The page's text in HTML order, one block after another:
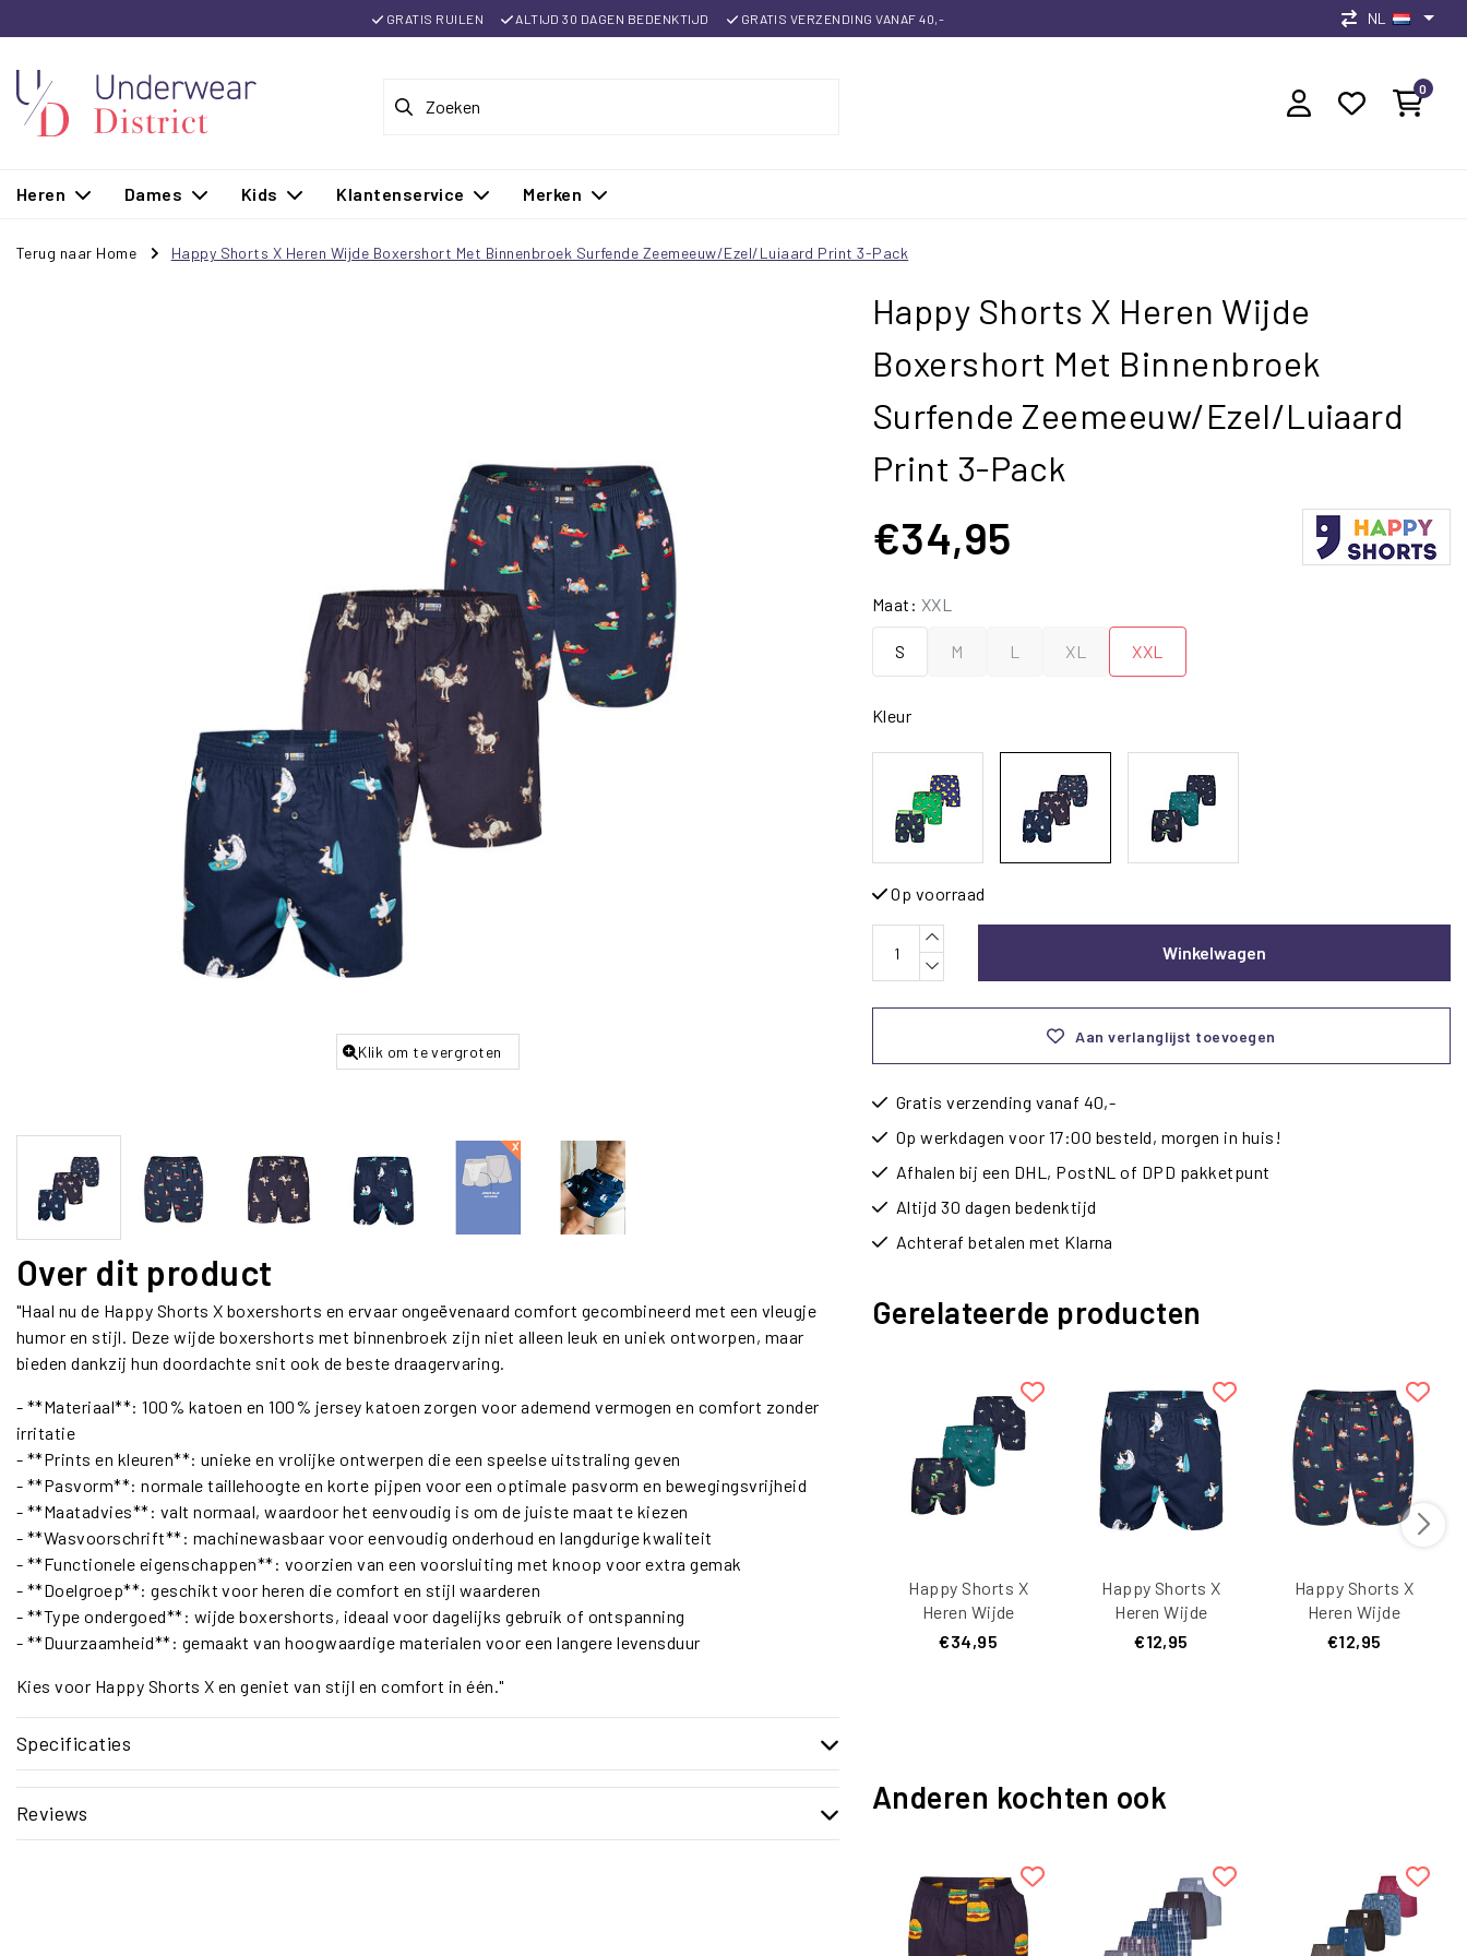
GRATIS RUILEN ALTIJD 30 DAGEN BEDENKTIJD GRATIS VERZENDING VANAF 40,- NL
0
Heren Dames Kids Klantenservice Merken
Terug naar Home Happy Shorts X Heren Wijde Boxershort Met Binnenbroek Surfende Zeemeeuw/Ezel/Luiaard Print 3-Pack
Klik om te vergroten
Over dit product
"Haal nu de Happy Shorts X boxershorts en ervaar ongeëvenaard comfort gecombineerd met een vleugje
humor en stijl. Deze wijde boxershorts met binnenbroek zijn niet alleen leuk en uniek ontworpen, maar
bieden dankzij hun doordachte snit ook de beste draagervaring.
- **Materiaal**: 100% katoen en 100% jersey katoen zorgen voor ademend vermogen en comfort zonder
irritatie
- **Prints en kleuren**: unieke en vrolijke ontwerpen die een speelse uitstraling geven
- **Pasvorm**: normale taillehoogte en korte pijpen voor een optimale pasvorm en bewegingsvrijheid
- **Maatadvies**: valt normaal, waardoor het eenvoudig is om de juiste maat te kiezen
- **Wasvoorschrift**: machinewasbaar voor eenvoudig onderhoud en langdurige kwaliteit
- **Functionele eigenschappen**: voorzien van een voorsluiting met knoop voor extra gemak
- **Doelgroep**: geschikt voor heren die comfort en stijl waarderen
- **Type ondergoed**: wijde boxershorts, ideaal voor dagelijks gebruik of ontspanning
- **Duurzaamheid**: gemaakt van hoogwaardige materialen voor een langere levensduur
Kies voor Happy Shorts X en geniet van stijl en comfort in één."
Specificaties
Reviews
Happy Shorts X Heren Wijde
Boxershort Met Binnenbroek
Surfende Zeemeeuw/Ezel/Luiaard
Print 3-Pack
€34,95
Maat: XXL
S M L XL XXL
Kleur
Op voorraad
Winkelwagen
Aan verlanglijst toevoegen
Gratis verzending vanaf 40,-
Op werkdagen voor 17:00 besteld, morgen in huis!
Afhalen bij een DHL, PostNL of DPD pakketpunt
Altijd 30 dagen bedenktijd
Achteraf betalen met Klarna
Gerelateerde producten
Happy Shorts X
Heren Wijde
Boxershort Met
€34,95
Happy Shorts X
Heren Wijde
Boxershort Met
€12,95
Happy Shorts X
Heren Wijde
Boxershort Met
€12,95
Anderen kochten ook